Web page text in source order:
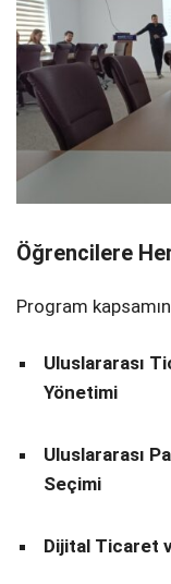
Öğrencilere
Program
Uluslararası
Yönetimi
Uluslararası
Seçimi
Dijital Ticaret